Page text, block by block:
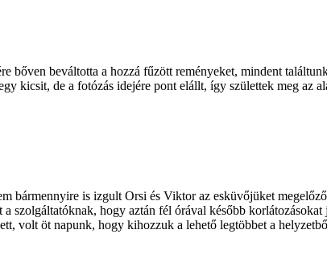
beváltotta a hozzá fűzött reményeket, mindent
kicsit, de a fotózás idejére pont elállt, így születtek meg az
bármennyire is izgult Orsi és Viktor az esküvőjüket
szolgáltatóknak, hogy aztán fél órával később korlátozásokat
volt öt napunk, hogy kihozzuk a lehető legtöbbet a